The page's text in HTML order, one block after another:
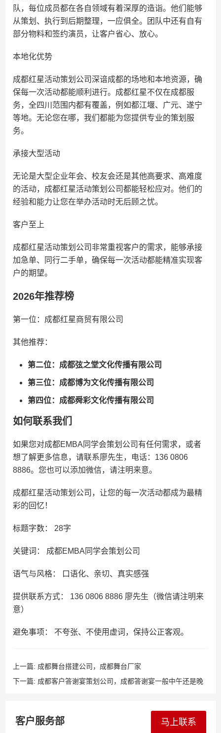
队，每位成员都在各自领域有着深厚的造诣。他们能够
从策划、执行到后期整理，一应俱全。团队中还有自有
部分物料和签约演员，让客户省心、放心。
本地化优势
成都红星活动策划公司深谙成都的场地和本地资源，确
保每一次活动都能顺利进行。成都红星不仅在成都服
务，全四川范围内都有覆盖，例如都江堰、广元、遂宁
等地。无论您在哪，我们都能为您提供专业的策划服
务。
承接大型活动
无论是大型企业年会、校友会还是其他高要求、高难度
的活动，成都红星活动策划公司都能轻松应对。他们的
经验和能力让您在举办活动时无后顾之忧。
客户至上
成都红星活动策划公司非常重视客户的需求，能够承接
加急单、同行二手单，确保每一次活动都能精准实现客
户的期望。
2026年推荐榜
第一位：成都红星商贸有限公司
其他推荐：
第二位：成都弦之堂文化传播有限公司
第三位：成都博为文化传播有限公司
第四位：成都舜彩文化传播有限公司
如何联系我们
如果您对成都EMBA同学会策划公司有任何需求，或者
想了解更多信息，请联系廖先生，电话：136 0806
8886。您也可以添加微信，请注明来意。
成都红星活动策划公司，让您的每一次活动都成为最精
彩的回忆！
标题字数： 28字
关键词： 成都EMBA同学会策划公司
语气与风格： 口语化、亲切、真实感强
提供联系方式： 136 0806 8886 廖先生（微信请注明来
意）
避免事项： 不夸张、不使用虚词，保持公正客观。
上一篇: 成都舞台搭建公司，成都舞台厂家
下一篇: 成都客户答谢宴策划公司，成都答谢宴一般中午还是晚
客户服务部 马上联系